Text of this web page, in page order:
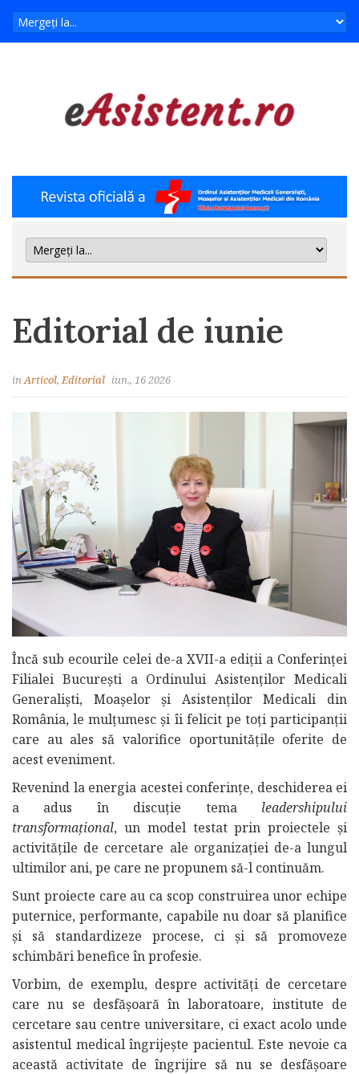
Editorial de iunie
inArticol, Editorial iun., 16 2026
Încă sub ecourile celei de-a XVII-a ediții a Conferinței
Filialei București a Ordinului Asistenților Medicali
Generaliști, Moașelor și Asistenților Medicali din
România, le mulțumesc și îi felicit pe toți participanții
care au ales să valorifice oportunitățile oferite de
acest eveniment.
Revenind la energia acestei conferințe, deschiderea ei
a adus în discuție tema leadershipului
transformațional, un model testat prin proiectele și
activitățile de cercetare ale organizației de-a lungul
ultimilor ani, pe care ne propunem să-l continuăm.
Sunt proiecte care au ca scop construirea unor echipe
puternice, performante, capabile nu doar să planifice
și să standardizeze procese, ci și să promoveze
schimbări benefice în profesie.
Vorbim, de exemplu, despre activități de cercetare
care nu se desfășoară în laboratoare, institute de
cercetare sau centre universitare, ci exact acolo unde
asistentul medical îngrijește pacientul. Este nevoie ca
această activitate de îngrijire să nu se desfășoare